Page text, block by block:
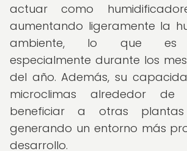
actuar como
aumentando ligeramente la
ambiente, lo que es
especialmente durante los
del año. Además, su
microclimas alrededor de
beneficiar a otras
generando un entorno más
desarrollo.